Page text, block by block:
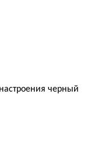
черный